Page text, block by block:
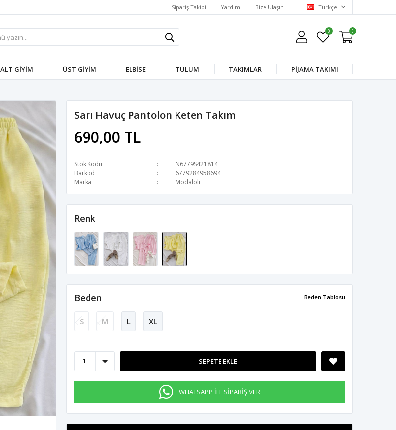
Sipariş Takibi Yardım Bize Ulaşın Türkçe
0 0
ALT GİYİM ÜST GİYİM ELBİSE TULUM TAKIMLAR PİJAMA TAKIMI
Sarı Havuç Pantolon Keten Takım
690,00 TL
Stok Kodu
N6779S421814
Barkod
6779284958694
Marka
Modaloli
Renk
Beden Tablosu
Beden
S M L XL
SEPETE EKLE
WHATSAPP İLE SİPARİŞ VER